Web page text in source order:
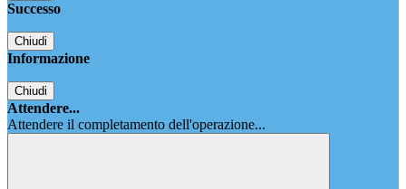
Successo
Chiudi
Informazione
Chiudi
Attendere...
Attendere il completamento dell'operazione...